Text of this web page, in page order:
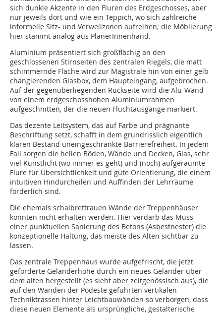
sich dunkle Akzente in den Fluren des Erdgeschosses, aber
nur jeweils dort und wie ein Teppich, wo sich zahlreiche
informelle Sitz- und Verweilzonen aufreihen; die Möblierung
hier stammt analog aus PlanerInnenhand.
Aluminium präsentiert sich großflächig an den
geschlossenen Stirnseiten des zentralen Riegels, die matt
schimmernde Fläche wird zur Magistrale hin von einer gelb
changierenden Glasbox, dem Haupteingang, aufgebrochen.
Auf der gegenüberliegenden Rückseite wird die Alu-Wand
von einem erdgeschosshohen Aluminiumrahmen
aufgeschnitten, der die neuen Fluchtausgänge markiert.
Das dezente Leitsystem, das auf Farbe und prägnante
Beschriftung setzt, schafft in dem grundrisslich eigentlich
klaren Bestand uneingeschränkte Barrierefreiheit. In jedem
Fall sorgen die hellen Böden, Wände und Decken, Glas, sehr
viel Kunstlicht (wo immer es geht) und (noch) aufgeräumte
Flure für Übersichtlichkeit und gute Orientierung, die einem
intui­tiven Hindurcheilen und Auffinden der Lehrräume
förderlich sind.
Die ehemals schalbrettrauen Wände der Treppenhäuser
konnten nicht erhalten werden. Hier verdarb das Muss
einer punktuellen Sanierung des Betons (Asbestnester) die
konzeptionelle Haltung, das meiste des Alten sichtbar zu
lassen.
Das zentrale Treppenhaus wurde aufgefrischt, die jetzt
geforderte Geländerhöhe durch ein neues Geländer über
dem alten hergestellt (es sieht aber zeitgenössisch aus), die
auf den Wänden der Podeste geführten vertikalen
Techniktrassen hinter Leichtbauwänden so verborgen, dass
diese neuen Elemente als ursprüngliche, gestalterische